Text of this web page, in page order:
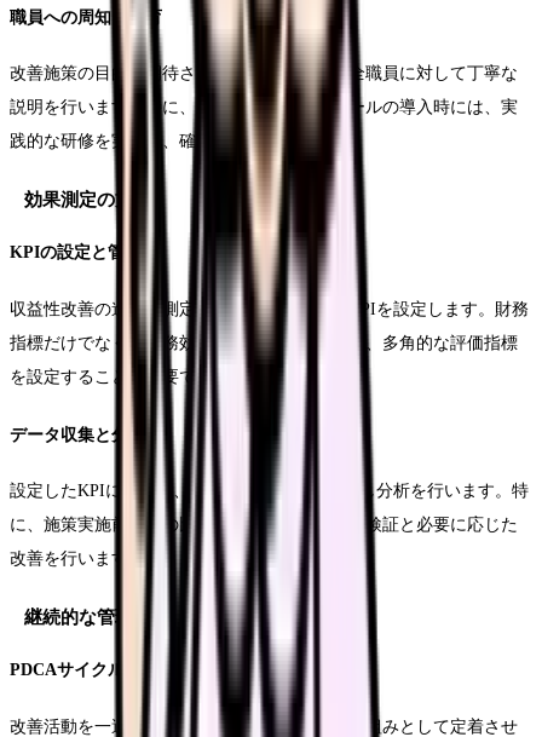
職員への周知と教育
改善施策の目的と期待される効果について、全職員に対して丁寧な
説明を行います。特に、新しいシステムやツールの導入時には、実
践的な研修を実施し、確実な定着を図ります。
効果測定の方法
KPIの設定と管理
収益性改善の進捗を測定するため、具体的なKPIを設定します。財務
指標だけでなく、業務効率化や職員満足度など、多角的な評価指標
を設定することが重要です。
データ収集と分析
設定したKPIについて、定期的にデータを収集し分析を行います。特
に、施策実施前後での比較分析を行い、効果の検証と必要に応じた
改善を行います。
継続的な管理体制
PDCAサイクルの確立
改善活動を一過性のものとせず、継続的な取り組みとして定着させ